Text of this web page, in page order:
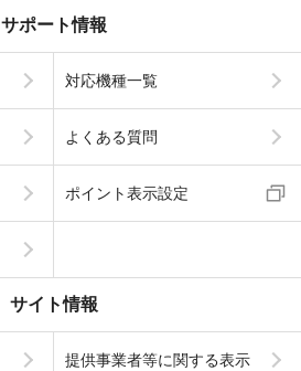
サポート情報
対応機種一覧
よくある質問
ポイント表示設定
サイト情報
提供事業者等に関する表示